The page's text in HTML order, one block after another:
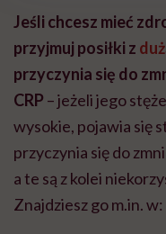
Jeśli chcesz mieć
przyjmuj posiłki z
przyczynia się do
CRP – jeżeli jego
wysokie, pojawia się
przyczynia się do
a te są z kolei
Znajdziesz go m.in. w: